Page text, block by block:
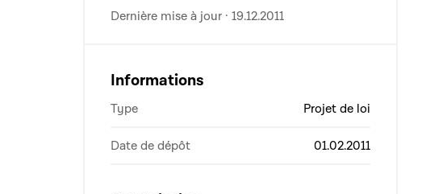
Dernière mise à jour · 19.12.2011
Informations
Type Projet de loi
Date de dépôt 01.02.2011